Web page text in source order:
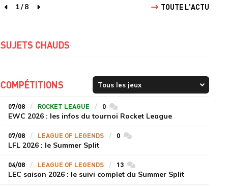
page précédente
1/8
page suivante
TOUTE L'ACTU
SUJETS CHAUDS
COMPÉTITIONS
07/08 ROCKET LEAGUE 0commentaires
EWC 2026 : les infos du tournoi Rocket League
07/08 LEAGUE OF LEGENDS 0commentaires
LFL 2026 : le Summer Split
04/08 LEAGUE OF LEGENDS 13commentaires
LEC saison 2026 : le suivi complet du Summer Split